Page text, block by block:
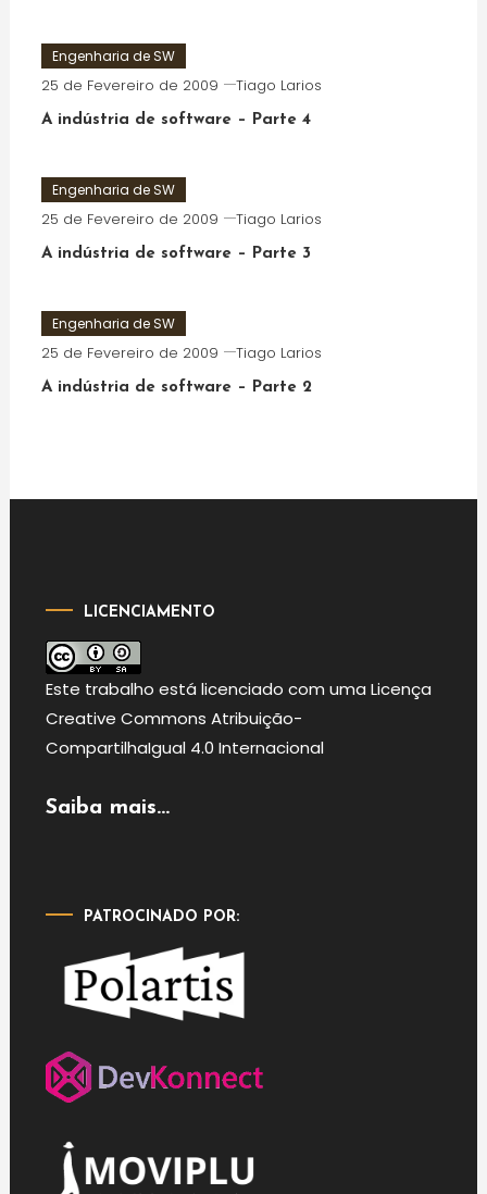
Engenharia de SW
25 de Fevereiro de 2009 Tiago Larios
A indústria de software – Parte 4
Engenharia de SW
25 de Fevereiro de 2009 Tiago Larios
A indústria de software – Parte 3
Engenharia de SW
25 de Fevereiro de 2009 Tiago Larios
A indústria de software – Parte 2
LICENCIAMENTO
Este trabalho está licenciado com uma Licença
Creative Commons Atribuição-
CompartilhaIgual 4.0 Internacional
Saiba mais...
PATROCINADO POR: